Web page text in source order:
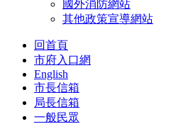
國外消防網站
其他政策宣導網站
回首頁
市府入口網
English
市長信箱
局長信箱
一般民眾